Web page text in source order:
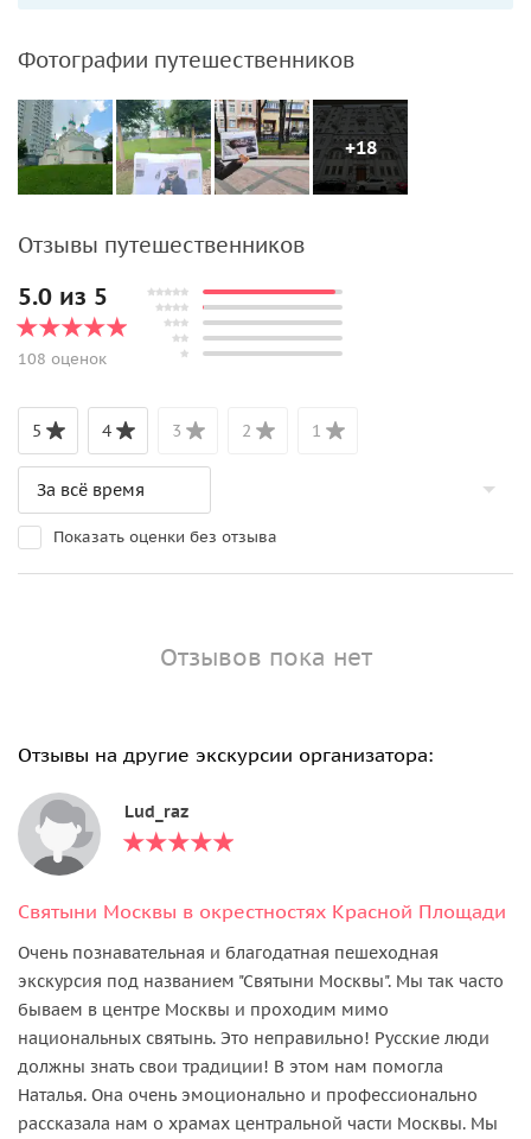
Фотографии путешественников
+18
Отзывы путешественников
5.0 из 5
108 оценок
5 4 3 2 1
Показать оценки без отзыва
Отзывов пока нет
Отзывы на другие экскурсии организатора:
Lud_raz
Святыни Москвы в окрестностях Красной Площади
Очень познавательная и благодатная пешеходная
экскурсия под названием "Святыни Москвы". Мы так часто
бываем в центре Москвы и проходим мимо
национальных святынь. Это неправильно! Русские люди
должны знать свои традиции! В этом нам помогла
Наталья. Она очень эмоционально и профессионально
рассказала нам о храмах центральной части Москвы. Мы